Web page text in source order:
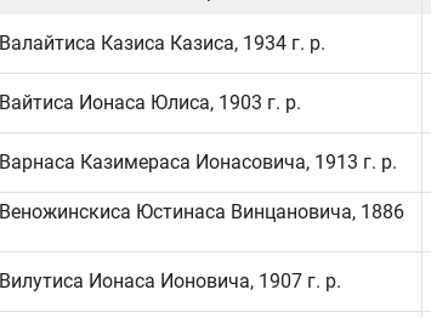
Казиса Казиса, 1934 г. р.
Ионаса Юлиса, 1903 г. р.
Казимераса Ионасовича, 1913 г. р.
Юстинаса Винцановича, 1886
Ионаса Ионовича, 1907 г. р.